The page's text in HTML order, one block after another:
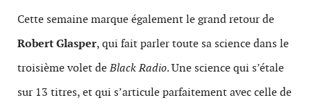
Cette semaine marque également le grand retour de
Robert Glasper, qui fait parler toute sa science dans le
troisième volet deBlack Radio. Une science qui s’étale
sur 13 titres, et qui s’articule parfaitement avec celle de